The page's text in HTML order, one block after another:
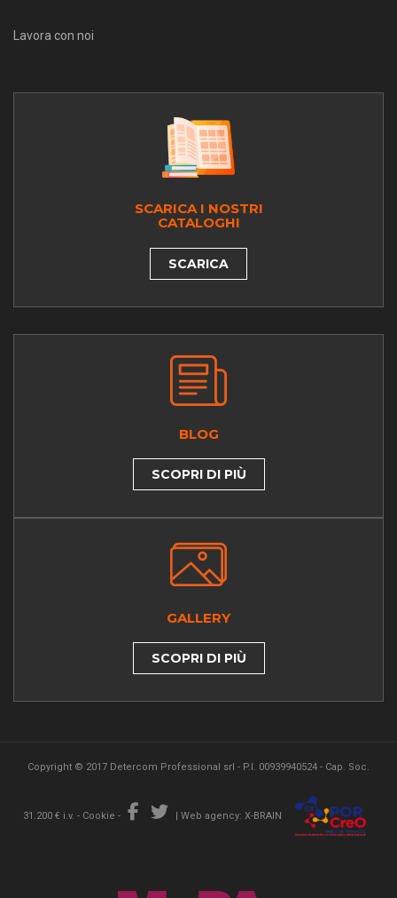
Lavora con noi
SCARICA I NOSTRI
CATALOGHI
SCARICA
BLOG
SCOPRI DI PIÙ
GALLERY
SCOPRI DI PIÙ
Copyright © 2017 Detercom Professional srl - P.I. 00939940524 - Cap. Soc.
31.200 € i.v. - Cookie - | Web agency: X-BRAIN